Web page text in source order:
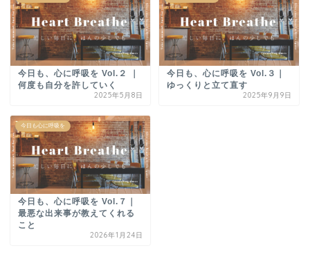
今日も、心に呼吸を Vol.２ ｜
何度も自分を許していく
2025年5月8日
今日も、心に呼吸を Vol.３｜
ゆっくりと立て直す
2025年9月9日
今日も心に呼吸を
今日も、心に呼吸を Vol.７｜
最悪な出来事が教えてくれる
こと
2026年1月24日